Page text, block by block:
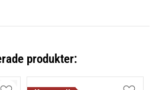
produkter: